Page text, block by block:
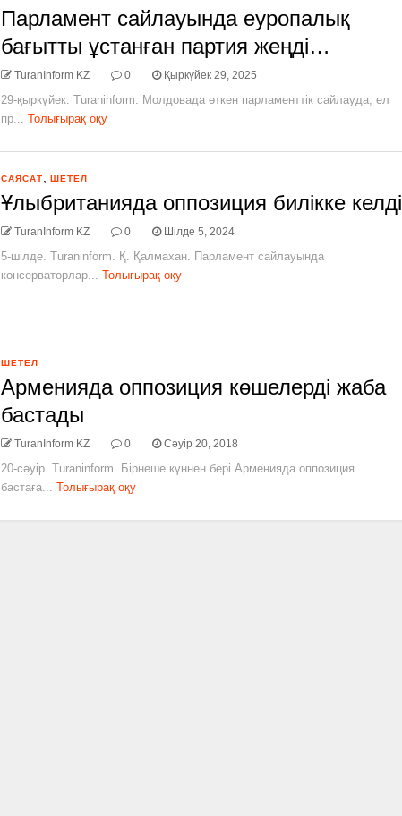
Парламент сайлауында еуропалық
бағытты ұстанған партия жеңді…
TuranInform KZ 0 Қыркүйек 29, 2025
29-қыркүйек. Turaninform. Молдовада өткен парламенттік сайлауда, ел
пр... Толығырақ оқу
САЯСАТ ШЕТЕЛ
Ұлыбританияда оппозиция билікке келді
TuranInform KZ 0 Шілде 5, 2024
5-шілде. Turaninform. Қ. Қалмахан. Парламент сайлауында
консерваторлар... Толығырақ оқу
ШЕТЕЛ
Арменияда оппозиция көшелерді жаба
бастады
TuranInform KZ 0 Сәуір 20, 2018
20-сәуір. Turaninform. Бірнеше күннен бері Арменияда оппозиция
бастаға... Толығырақ оқу